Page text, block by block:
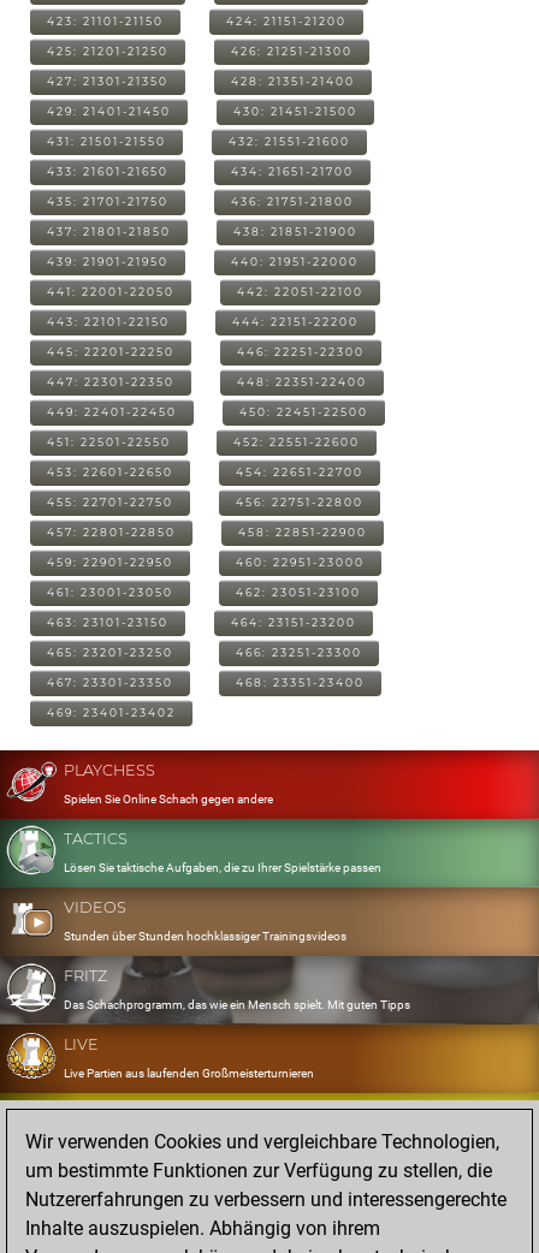
423: 21101-21150 424: 21151-21200
425: 21201-21250 426: 21251-21300
427: 21301-21350 428: 21351-21400
429: 21401-21450 430: 21451-21500
431: 21501-21550 432: 21551-21600
433: 21601-21650 434: 21651-21700
435: 21701-21750 436: 21751-21800
437: 21801-21850 438: 21851-21900
439: 21901-21950 440: 21951-22000
441: 22001-22050 442: 22051-22100
443: 22101-22150 444: 22151-22200
445: 22201-22250 446: 22251-22300
447: 22301-22350 448: 22351-22400
449: 22401-22450 450: 22451-22500
451: 22501-22550 452: 22551-22600
453: 22601-22650 454: 22651-22700
455: 22701-22750 456: 22751-22800
457: 22801-22850 458: 22851-22900
459: 22901-22950 460: 22951-23000
461: 23001-23050 462: 23051-23100
463: 23101-23150 464: 23151-23200
465: 23201-23250 466: 23251-23300
467: 23301-23350 468: 23351-23400
469: 23401-23402
PLAYCHESS
Spielen Sie Online Schach gegen andere
TACTICS
Lösen Sie taktische Aufgaben, die zu Ihrer Spielstärke passen
VIDEOS
Stunden über Stunden hochklassiger Trainingsvideos
FRITZ
Das Schachprogramm, das wie ein Mensch spielt. Mit guten Tipps
LIVE
Live Partien aus laufenden Großmeisterturnieren
OPENINGS
Erfassen und Üben Sie Ihr Eröffnungsrepertoire
DATABASE
Acht Millionen starke Partien
Wir verwenden Cookies und vergleichbare Technologien,
um bestimmte Funktionen zur Verfügung zu stellen, die
Nutzererfahrungen zu verbessern und interessengerechte
Inhalte auszuspielen. Abhängig von ihrem